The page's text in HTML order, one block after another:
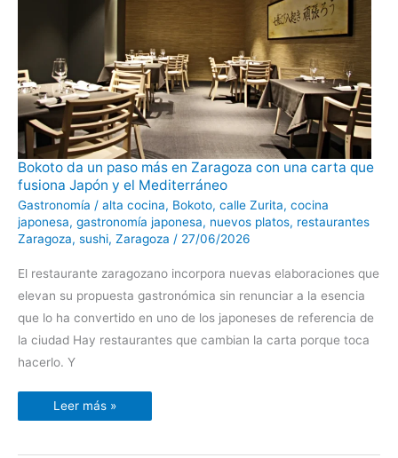
Bokoto da un paso más en Zaragoza con una carta que
fusiona Japón y el Mediterráneo
Gastronomía / alta cocina, Bokoto, calle Zurita, cocina
japonesa, gastronomía japonesa, nuevos platos, restaurantes
Zaragoza, sushi, Zaragoza / 27/06/2026
El restaurante zaragozano incorpora nuevas elaboraciones que
elevan su propuesta gastronómica sin renunciar a la esencia
que lo ha convertido en uno de los japoneses de referencia de
la ciudad Hay restaurantes que cambian la carta porque toca
hacerlo. Y
Bokoto
da
un
más
en
Zaragoza
con
que
fusiona
Japón
y
el
Mediterráneo
Leer más »